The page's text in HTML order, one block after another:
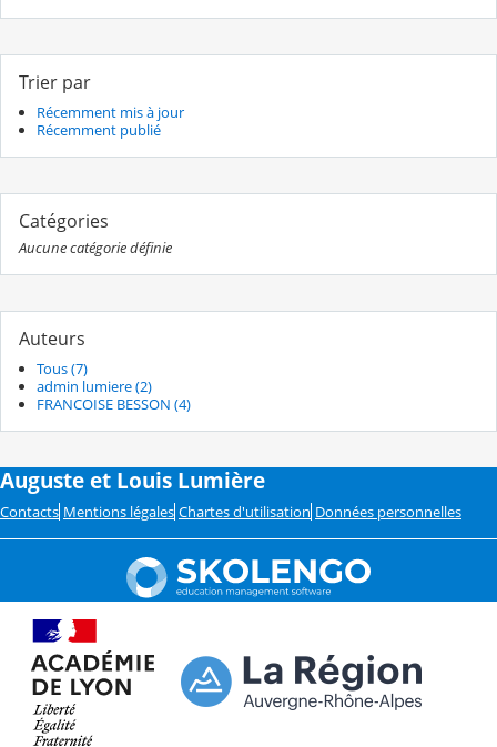
Trier par
Récemment mis à jour
Récemment publié
Catégories
Aucune catégorie définie
Auteurs
Tous (7)
admin lumiere (2)
FRANCOISE BESSON (4)
Auguste et Louis Lumière
Contacts Mentions légales Chartes d'utilisation Données personnelles